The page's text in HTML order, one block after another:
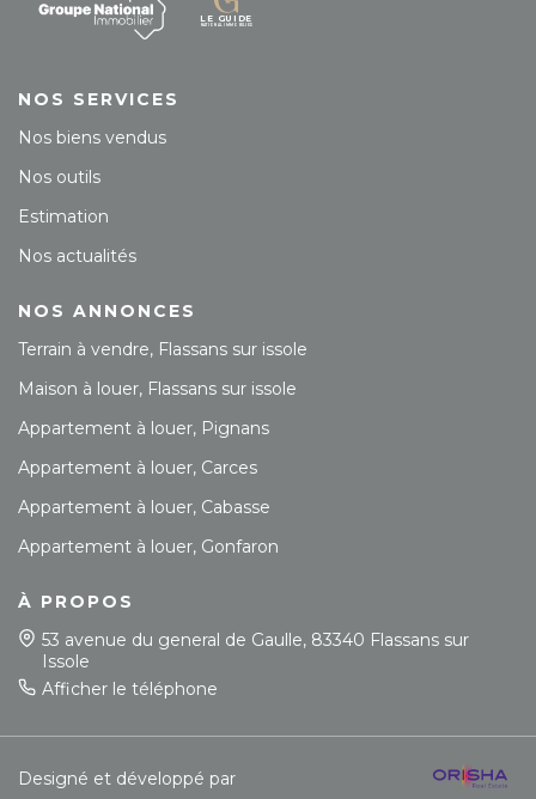
NOS SERVICES
Nos biens vendus
Nos outils
Estimation
Nos actualités
NOS ANNONCES
Terrain à vendre, Flassans sur issole
Maison à louer, Flassans sur issole
Appartement à louer, Pignans
Appartement à louer, Carces
Appartement à louer, Cabasse
Appartement à louer, Gonfaron
À PROPOS
53 avenue du general de Gaulle, 83340 Flassans sur
Issole
Afficher le téléphone
Designé et développé par